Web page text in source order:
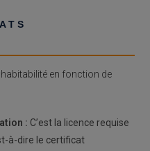
en fonction de
: C’est la licence requise
à-dire le certificat